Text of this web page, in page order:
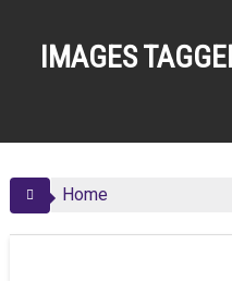
IMAGES
Home